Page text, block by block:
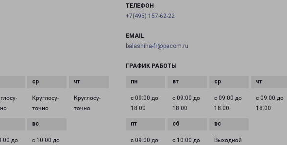
Круглосу­
точно
Круглосу­
точно
до
с 10:00 до
ТЕЛЕФОН
+7(495) 157-62-22
EMAIL
balashiha-fr@pecom.ru
ГРАФИК РАБОТЫ
с 09:00 до
18:00
с 09:00 до
18:00
с 09:00 до
18:00
с 09:00 до
18:00
с 09:00 до
с 10:00 до
Выходной